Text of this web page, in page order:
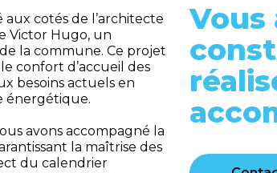
aux cotés de l’architecte
Victor Hugo, un
la commune. Ce projet
confort d’accueil des
besoins actuels en
énergétique.
avons accompagné la
la maîtrise des
du calendrier
Vous